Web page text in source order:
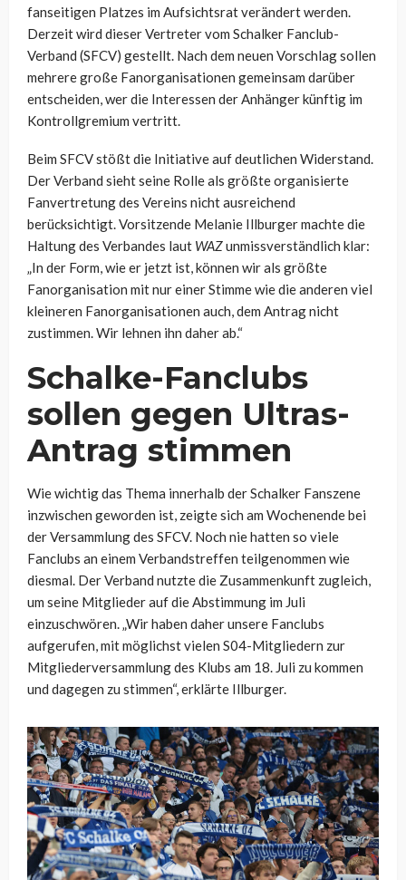
fanseitigen Platzes im Aufsichtsrat verändert werden.
Derzeit wird dieser Vertreter vom Schalker Fanclub-
Verband (SFCV) gestellt. Nach dem neuen Vorschlag sollen
mehrere große Fanorganisationen gemeinsam darüber
entscheiden, wer die Interessen der Anhänger künftig im
Kontrollgremium vertritt.
Beim SFCV stößt die Initiative auf deutlichen Widerstand.
Der Verband sieht seine Rolle als größte organisierte
Fanvertretung des Vereins nicht ausreichend
berücksichtigt. Vorsitzende Melanie Illburger machte die
Haltung des Verbandes laut WAZunmissverständlich klar:
„In der Form, wie er jetzt ist, können wir als größte
Fanorganisation mit nur einer Stimme wie die anderen viel
kleineren Fanorganisationen auch, dem Antrag nicht
zustimmen. Wir lehnen ihn daher ab.“
Schalke-Fanclubs
sollen gegen Ultras-
Antrag stimmen
Wie wichtig das Thema innerhalb der Schalker Fanszene
inzwischen geworden ist, zeigte sich am Wochenende bei
der Versammlung des SFCV. Noch nie hatten so viele
Fanclubs an einem Verbandstreffen teilgenommen wie
diesmal. Der Verband nutzte die Zusammenkunft zugleich,
um seine Mitglieder auf die Abstimmung im Juli
einzuschwören. „Wir haben daher unsere Fanclubs
aufgerufen, mit möglichst vielen S04-Mitgliedern zur
Mitgliederversammlung des Klubs am 18. Juli zu kommen
und dagegen zu stimmen“, erklärte Illburger.